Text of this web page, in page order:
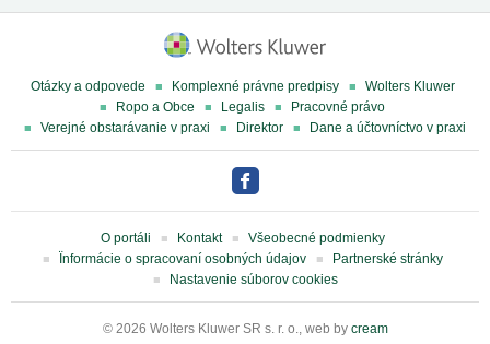
Otázky a odpovede Komplexné právne predpisy
Wolters Kluwer
Ropo a Obce
Legalis
Pracovné právo
Verejné obstarávanie v praxi
Direktor Dane a účtovníctvo v praxi
O portáli Kontakt
Všeobecné podmienky
Ïnformácie o spracovaní osobných údajov
Partnerské stránky
Nastavenie súborov cookies
© 2026 Wolters Kluwer SR s. r. o., web by cream